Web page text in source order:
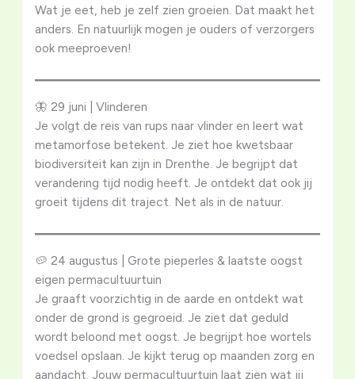
Wat je eet, heb je zelf zien groeien. Dat maakt het
anders. En natuurlijk mogen je ouders of verzorgers
ook meeproeven!
🦋 29 juni | Vlinderen
Je volgt de reis van rups naar vlinder en leert wat
metamorfose betekent. Je ziet hoe kwetsbaar
biodiversiteit kan zijn in Drenthe. Je begrijpt dat
verandering tijd nodig heeft. Je ontdekt dat ook jij
groeit tijdens dit traject. Net als in de natuur.
🥔 24 augustus | Grote pieperles & laatste oogst
eigen permacultuurtuin
Je graaft voorzichtig in de aarde en ontdekt wat
onder de grond is gegroeid. Je ziet dat geduld
wordt beloond met oogst. Je begrijpt hoe wortels
voedsel opslaan. Je kijkt terug op maanden zorg en
aandacht. Jouw permacultuurtuin laat zien wat jij